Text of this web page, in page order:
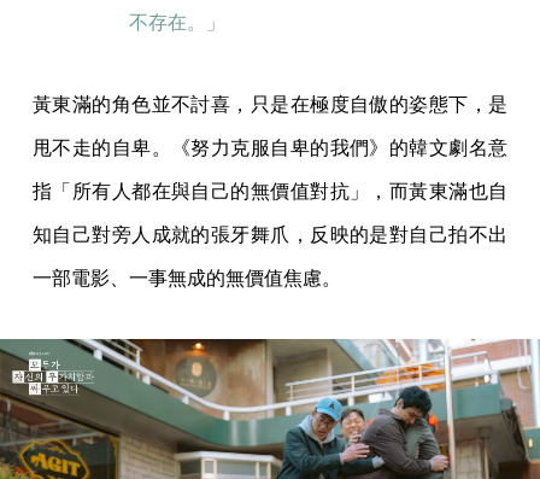
不存在。」
黃東滿的角色並不討喜，只是在極度自傲的姿態下，是
甩不走的自卑。《努力克服自卑的我們》的韓文劇名意
指「所有人都在與自己的無價值對抗」，而黃東滿也自
知自己對旁人成就的張牙舞爪，反映的是對自己拍不出
一部電影、一事無成的無價值焦慮。